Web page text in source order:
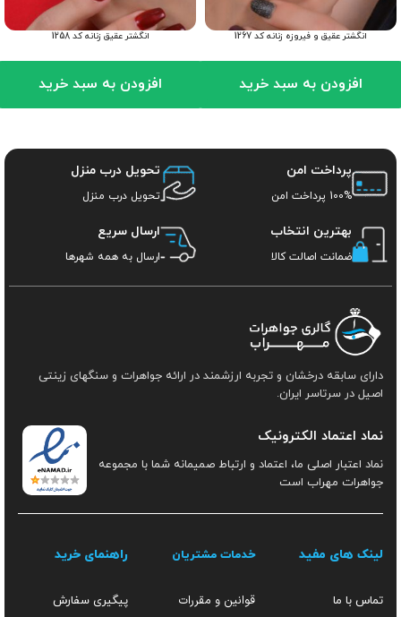
انگشتر عقیق و فیروزه زنانه کد 1267
افزودن به سبد خرید
انگشتر عقیق زنانه کد 1258
افزودن به سبد خرید
پرداخت امن
100% پرداخت امن
تحویل درب منزل
تحویل درب منزل
بهترین انتخاب
ضمانت اصالت کالا
ارسال سریع
ارسال به همه شهرها
دارای سابقه درخشان و تجربه ارزشمند در ارائه جواهرات و سنگهای زینتی
اصیل در سرتاسر ایران.
نماد اعتماد الکترونیک
نماد اعتبار اصلی ما، اعتماد و ارتباط صمیمانه شما با مجموعه
جواهرات مهراب است
لینک های مفید
تماس با ما
خدمات مشتریان
قوانین و مقررات
راهنمای خرید
پیگیری سفارش